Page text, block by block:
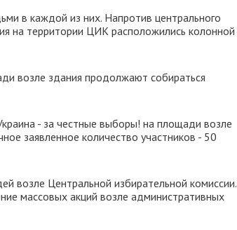
в каждой из них. Напротив центрального
на территории ЦИК расположились колонной
возле здания продолжают собираться
- за честные выборы! на площади возле
заявленное количество участников - 50
возле Центральной избирательной комиссии.
массовых акций возле административных